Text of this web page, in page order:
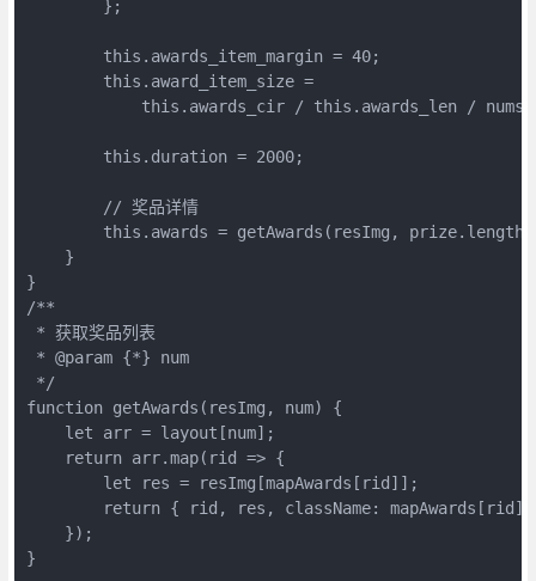
        };
        this.awards_item_margin = 40;
        this.award_item_size =
this.awards_cir / this.awards_len /
        this.duration = 2000;
        // 奖品详情
this.awards = getAwards(resImg,
    }
}
/**
* 获取奖品列表
* @param {*} num
*/
function getAwards(resImg, num) {
    let arr = layout[num];
    return arr.map(rid => {
        let res = resImg[mapAwards[rid]];
return { rid, res, className: mapAwards[rid]
    });
}